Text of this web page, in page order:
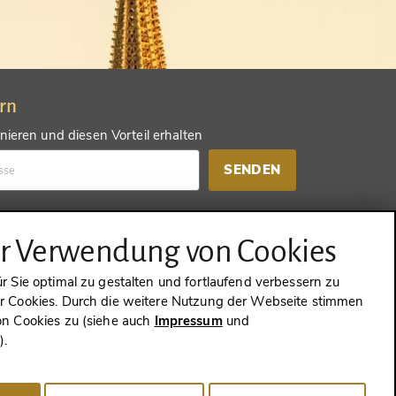
und diesen Vorteil erhalten
SENDEN
SENDEN
Verwendung von Cookies
Sie optimal zu gestalten und fortlaufend verbessern zu
Durch die weitere Nutzung der Webseite stimmen
Cookies zu (siehe auch Impressumund
).